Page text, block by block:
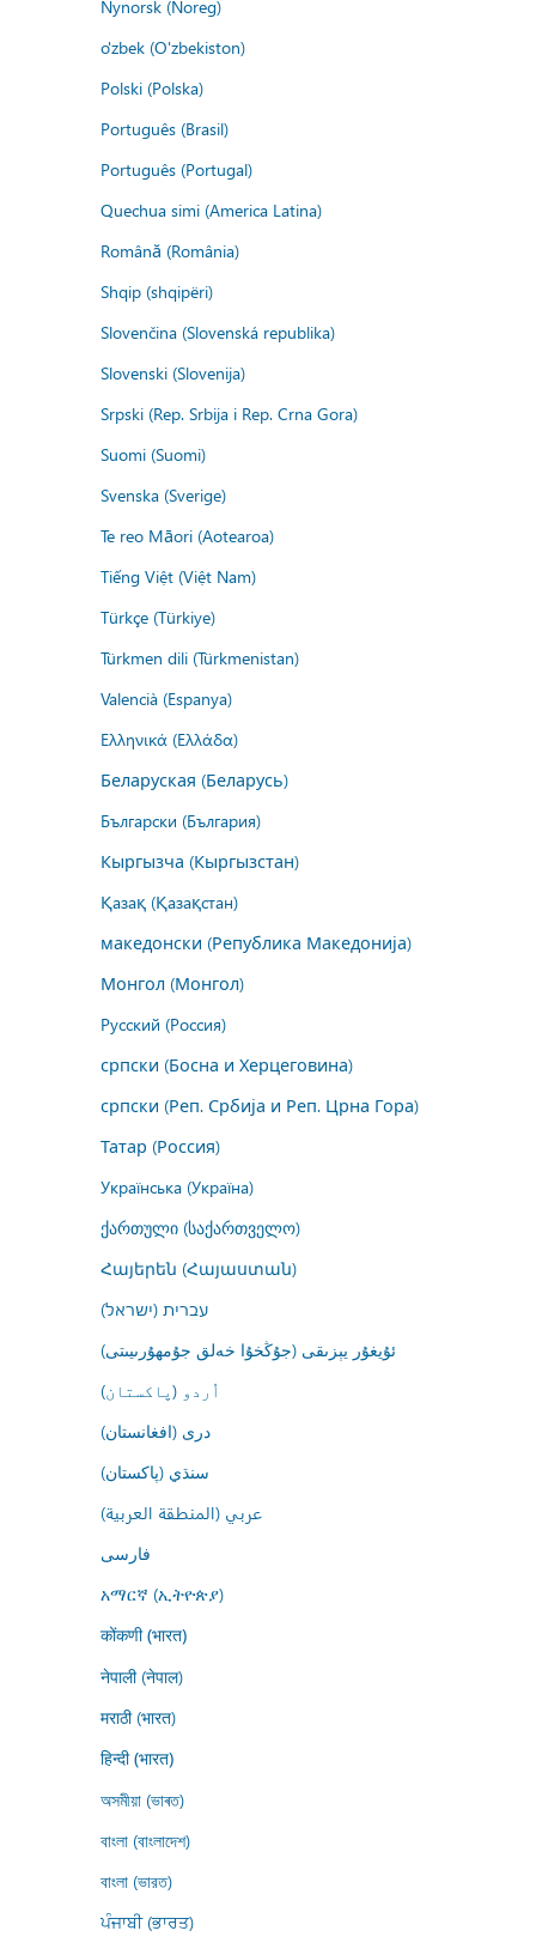
Nynorsk (Noreg)
o'zbek (O'zbekiston)
Polski (Polska)
Português (Brasil)
Português (Portugal)
Quechua simi (America Latina)
Română (România)
Shqip (shqipëri)
Slovenčina (Slovenská republika)
Slovenski (Slovenija)
Srpski (Rep. Srbija i Rep. Crna Gora)
Suomi (Suomi)
Svenska (Sverige)
Te reo Māori (Aotearoa)
Tiếng Việt (Việt Nam)
Türkçe (Türkiye)
Türkmen dili (Türkmenistan)
Valencià (Espanya)
Ελληνικά (Ελλάδα)
Беларуская (Беларусь)
Български (България)
Кыргызча (Кыргызстан)
Қазақ (Қазақстан)
македонски (Република Македонија)
Монгол (Монгол)
Русский (Россия)
српски (Босна и Херцеговина)
српски (Реп. Србија и Реп. Црна Гора)
Татар (Россия)
Українська (Україна)
ქართული (საქართველო)
Հայերեն (Հայաստան)
עברית (ישראל)
ئۇيغۇر يېزىقى (جۇڭخۇا خەلق جۇمھۇرىيىتى)
اُردو (پاکستان)
درى (افغانستان)
سنڌي (پاکستان)
عربي (المنطقة العربية)
فارسى
አማርኛ (ኢትዮጵያ)
कोंकणी (भारत)
नेपाली (नेपाल)
मराठी (भारत)
हिन्दी (भारत)
অসমীয়া (ভাৰত)
বাংলা (বাংলাদেশ)
বাংলা (ভারত)
ਪੰਜਾਬੀ (ਭਾਰਤ)